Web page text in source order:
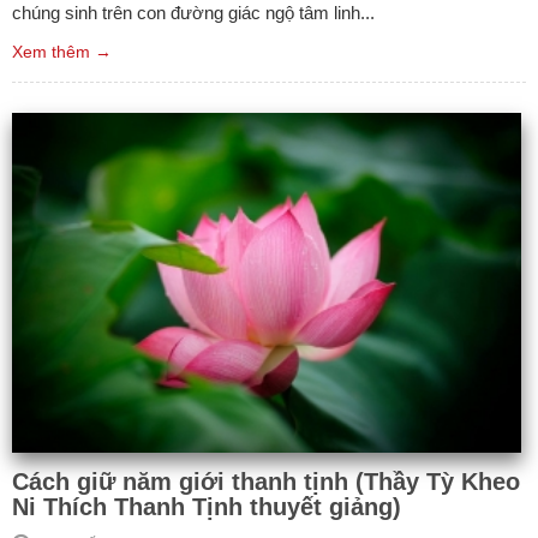
chúng sinh trên con đường giác ngộ tâm linh...
Xem thêm →
Cách giữ năm giới thanh tịnh (Thầy Tỳ Kheo
Ni Thích Thanh Tịnh thuyết giảng)